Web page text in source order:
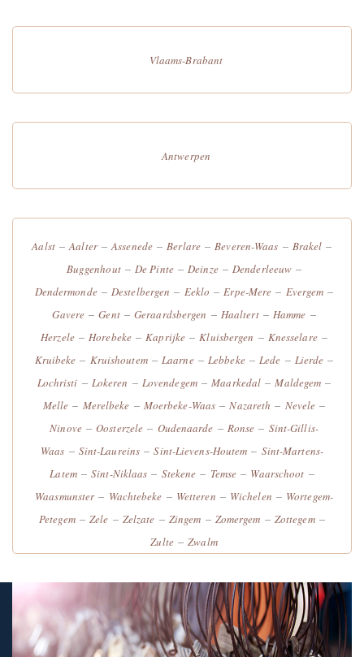
Vlaams-Brabant
Antwerpen
Aalst–Aalter–Assenede–Berlare–Beveren-Waas – Brakel –
Buggenhout–De Pinte–Deinze–Denderleeuw –
Dendermonde–Destelbergen – Eeklo –Erpe-Mere – Evergem –
Gavere –Gent–Geraardsbergen – Haaltert– Hamme –
Herzele–Horebeke–Kaprijke –Kluisbergen – Knesselare–
Kruibeke – Kruishoutem–Laarne–Lebbeke–Lede – Lierde –
Lochristi – Lokeren – Lovendegem–Maarkedal –Maldegem –
Melle – Merelbeke – Moerbeke-Waas –Nazareth – Nevele –
Ninove–Oosterzele – Oudenaarde – Ronse – Sint-Gillis-
Waas – Sint-Laureins –Sint-Lievens-Houtem – Sint-Martens-
Latem–Sint-Niklaas – Stekene – Temse – Waarschoot –
Waasmunster– Wachtebeke – Wetteren – Wichelen – Wortegem-
Petegem–Zele – Zelzate – Zingem – Zomergem – Zottegem–
Zulte–Zwalm